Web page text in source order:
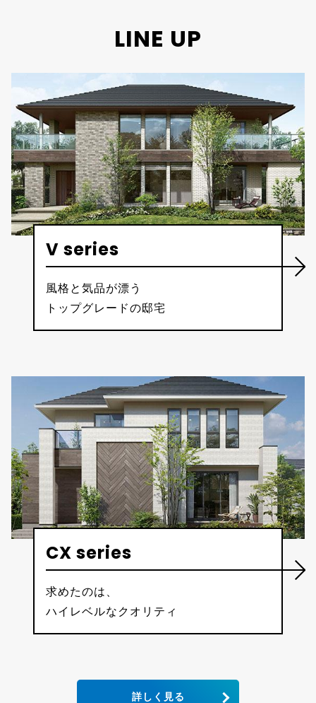
LINE UP
V series
風格と気品が漂う
トップグレードの邸宅
CX series
求めたのは、
ハイレベルなクオリティ
詳しく見る